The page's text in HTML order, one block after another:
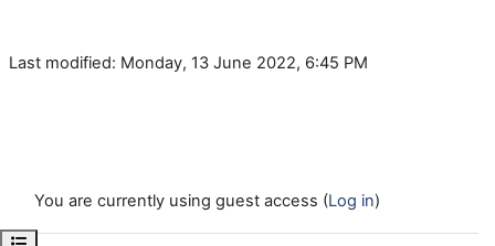
Last modified: Monday, 13 June 2022, 6:45 PM
You are currently using guest access (Log in)